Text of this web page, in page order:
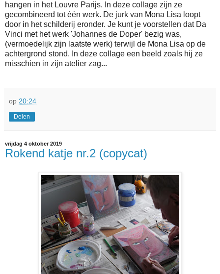
hangen in het Louvre Parijs. In deze collage zijn ze
gecombineerd tot één werk. De jurk van Mona Lisa loopt
door in het schilderij eronder. Je kunt je voorstellen dat Da
Vinci met het werk 'Johannes de Doper' bezig was,
(vermoedelijk zijn laatste werk) terwijl de Mona Lisa op de
achtergrond stond. In deze collage een beeld zoals hij ze
misschien in zijn atelier zag...
op 20:24
Delen
vrijdag 4 oktober 2019
Rokend katje nr.2 (copycat)